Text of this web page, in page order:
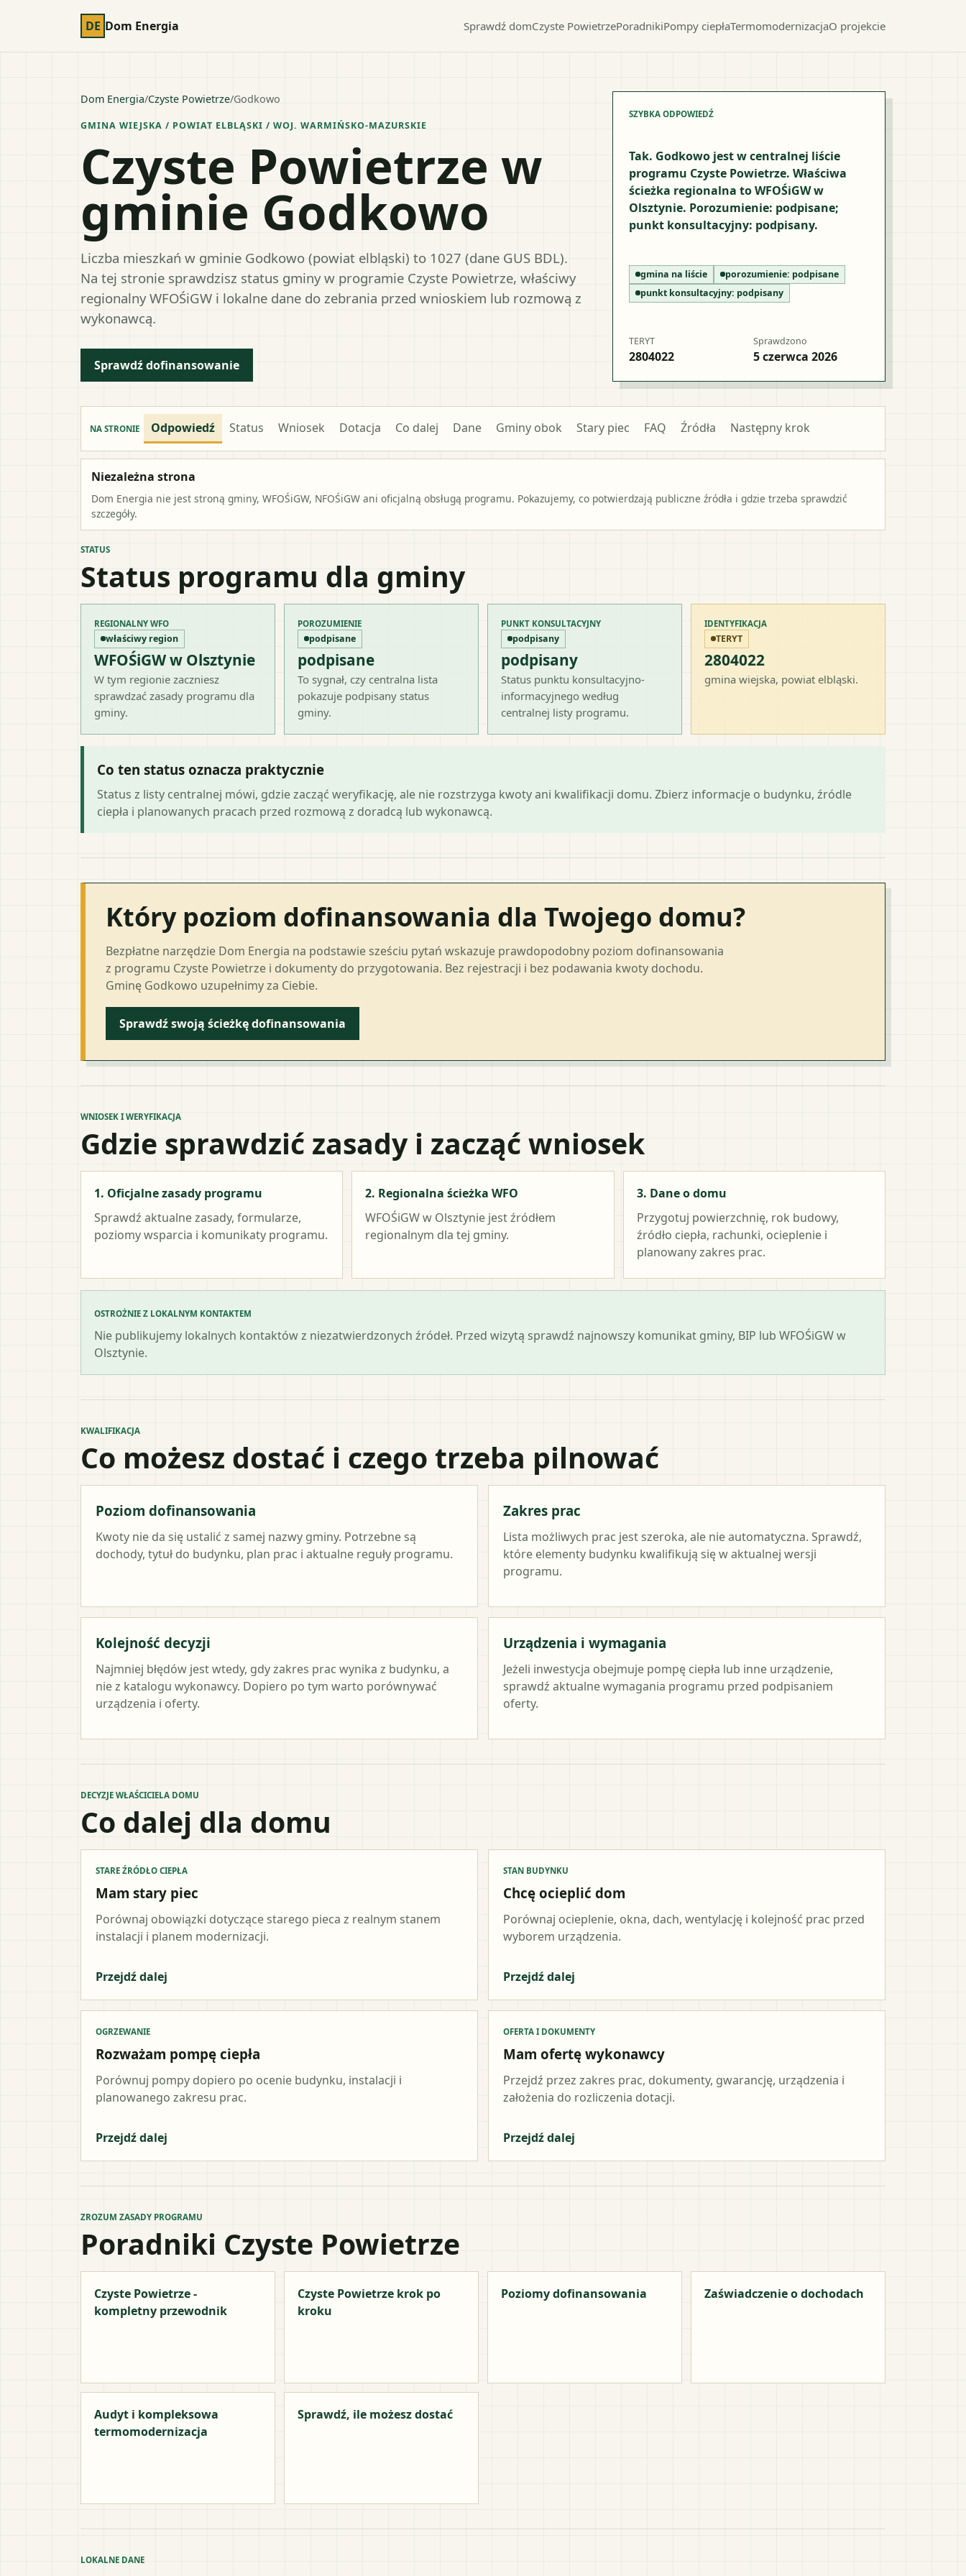
DE Dom Energia Sprawdź domCzyste PowietrzePoradnikiPompy ciepłaTermomodernizacjaO projekcie
Dom Energia/Czyste Powietrze/Godkowo
GMINA WIEJSKA / POWIAT ELBLĄSKI / WOJ. WARMIŃSKO-MAZURSKIE
Czyste Powietrze w
gminie Godkowo
Liczba mieszkań w gminie Godkowo (powiat elbląski) to 1027 (dane GUS BDL).
Na tej stronie sprawdzisz status gminy w programie Czyste Powietrze, właściwy
regionalny WFOŚiGW i lokalne dane do zebrania przed wnioskiem lub rozmową z
wykonawcą.
Sprawdź dofinansowanie
SZYBKA ODPOWIEDŹ
Tak. Godkowo jest w centralnej liście
programu Czyste Powietrze. Właściwa
ścieżka regionalna to WFOŚiGW w
Olsztynie. Porozumienie: podpisane;
punkt konsultacyjny: podpisany.
gmina na liście porozumienie: podpisane
punkt konsultacyjny: podpisany
TERYT
2804022
Sprawdzono
5 czerwca 2026
NA STRONIE Odpowiedź Status Wniosek Dotacja Co dalej Dane Gminy obok Stary piec FAQ Źródła Następny krok
Niezależna strona
Dom Energia nie jest stroną gminy, WFOŚiGW, NFOŚiGW ani oficjalną obsługą programu. Pokazujemy, co potwierdzają publiczne źródła i gdzie trzeba sprawdzić
szczegóły.
STATUS
Status programu dla gminy
REGIONALNY WFO
właściwy region
WFOŚiGW w Olsztynie
W tym regionie zaczniesz
sprawdzać zasady programu dla
gminy.
POROZUMIENIE
podpisane
podpisane
To sygnał, czy centralna lista
pokazuje podpisany status
gminy.
PUNKT KONSULTACYJNY
podpisany
podpisany
Status punktu konsultacyjno-
informacyjnego według
centralnej listy programu.
IDENTYFIKACJA
TERYT
2804022
gmina wiejska, powiat elbląski.
Co ten status oznacza praktycznie
Status z listy centralnej mówi, gdzie zacząć weryfikację, ale nie rozstrzyga kwoty ani kwalifikacji domu. Zbierz informacje o budynku, źródle
ciepła i planowanych pracach przed rozmową z doradcą lub wykonawcą.
Który poziom dofinansowania dla Twojego domu?
Bezpłatne narzędzie Dom Energia na podstawie sześciu pytań wskazuje prawdopodobny poziom dofinansowania
z programu Czyste Powietrze i dokumenty do przygotowania. Bez rejestracji i bez podawania kwoty dochodu.
Gminę Godkowo uzupełnimy za Ciebie.
Sprawdź swoją ścieżkę dofinansowania
WNIOSEK I WERYFIKACJA
Gdzie sprawdzić zasady i zacząć wniosek
1. Oficjalne zasady programu
Sprawdź aktualne zasady, formularze,
poziomy wsparcia i komunikaty programu.
2. Regionalna ścieżka WFO
WFOŚiGW w Olsztynie jest źródłem
regionalnym dla tej gminy.
3. Dane o domu
Przygotuj powierzchnię, rok budowy,
źródło ciepła, rachunki, ocieplenie i
planowany zakres prac.
OSTROŻNIE Z LOKALNYM KONTAKTEM
Nie publikujemy lokalnych kontaktów z niezatwierdzonych źródeł. Przed wizytą sprawdź najnowszy komunikat gminy, BIP lub WFOŚiGW w
Olsztynie.
KWALIFIKACJA
Co możesz dostać i czego trzeba pilnować
Poziom dofinansowania
Kwoty nie da się ustalić z samej nazwy gminy. Potrzebne są
dochody, tytuł do budynku, plan prac i aktualne reguły programu.
Zakres prac
Lista możliwych prac jest szeroka, ale nie automatyczna. Sprawdź,
które elementy budynku kwalifikują się w aktualnej wersji
programu.
Kolejność decyzji
Najmniej błędów jest wtedy, gdy zakres prac wynika z budynku, a
nie z katalogu wykonawcy. Dopiero po tym warto porównywać
urządzenia i oferty.
Urządzenia i wymagania
Jeżeli inwestycja obejmuje pompę ciepła lub inne urządzenie,
sprawdź aktualne wymagania programu przed podpisaniem
oferty.
DECYZJE WŁAŚCICIELA DOMU
Co dalej dla domu
STARE ŹRÓDŁO CIEPŁA
Mam stary piec
Porównaj obowiązki dotyczące starego pieca z realnym stanem
instalacji i planem modernizacji.
Przejdź dalej
STAN BUDYNKU
Chcę ocieplić dom
Porównaj ocieplenie, okna, dach, wentylację i kolejność prac przed
wyborem urządzenia.
Przejdź dalej
OGRZEWANIE
Rozważam pompę ciepła
Porównuj pompy dopiero po ocenie budynku, instalacji i
planowanego zakresu prac.
Przejdź dalej
OFERTA I DOKUMENTY
Mam ofertę wykonawcy
Przejdź przez zakres prac, dokumenty, gwarancję, urządzenia i
założenia do rozliczenia dotacji.
Przejdź dalej
ZROZUM ZASADY PROGRAMU
Poradniki Czyste Powietrze
Czyste Powietrze -
kompletny przewodnik
Czyste Powietrze krok po
kroku
Poziomy dofinansowania Zaświadczenie o dochodach
Audyt i kompleksowa
termomodernizacja
Sprawdź, ile możesz dostać
LOKALNE DANE